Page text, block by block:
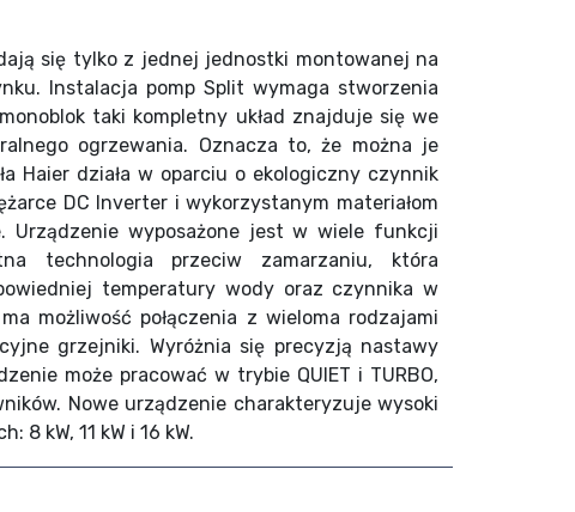
się tylko z jednej jednostki montowanej na
Instalacja pomp Split wymaga stworzenia
taki kompletny układ znajduje się we
ogrzewania. Oznacza to, że można je
Haier działa w oparciu o ekologiczny czynnik
DC Inverter i wykorzystanym materiałom
Urządzenie wyposażone jest w wiele funkcji
technologia przeciw zamarzaniu, która
temperatury wody oraz czynnika w
możliwość połączenia z wieloma rodzajami
grzejniki. Wyróżnia się precyzją nastawy
może pracować w trybie QUIET i TURBO,
Nowe urządzenie charakteryzuje wysoki
kW, 11 kW i 16 kW.